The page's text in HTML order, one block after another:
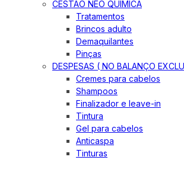
CESTÃO NEO QUIMICA
Tratamentos
Brincos adulto
Demaquilantes
Pinças
DESPESAS ( NO BALANÇO
Cremes para cabelos
Shampoos
Finalizador e leave-in
Tintura
Gel para cabelos
Anticaspa
Tinturas